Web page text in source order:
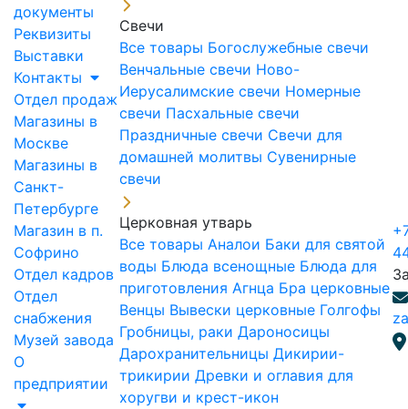
документы
Реквизиты
Выставки
Контакты
Отдел продаж
Магазины в
Москве
Магазины в
Санкт-
Петербурге
Магазин в п.
Софрино
Отдел кадров
Отдел
снабжения
Музей завода
О
предприятии
Свечи
Все товары Богослужебные свечи
Венчальные свечи Ново-
Иерусалимские свечи Номерные
свечи Пасхальные свечи
Праздничные свечи Свечи для
домашней молитвы Сувенирные
свечи
Церковная утварь
Все товары Аналои Баки для святой
воды Блюда всенощные Блюда для
приготовления Агнца Бра церковные
Венцы Вывески церковные Голгофы
Гробницы, раки Дароносицы
Дарохранительницы Дикирии-
трикирии Древки и оглавия для
хоругви и крест-икон